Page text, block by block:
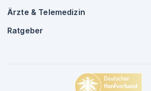
Ärzte & Telemedizin
Ratgeber